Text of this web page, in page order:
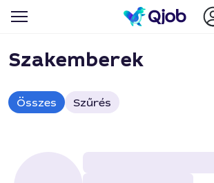
Szakemberek
Összes Szűrés